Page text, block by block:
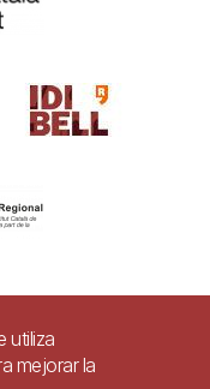
utiliza
mejorar la